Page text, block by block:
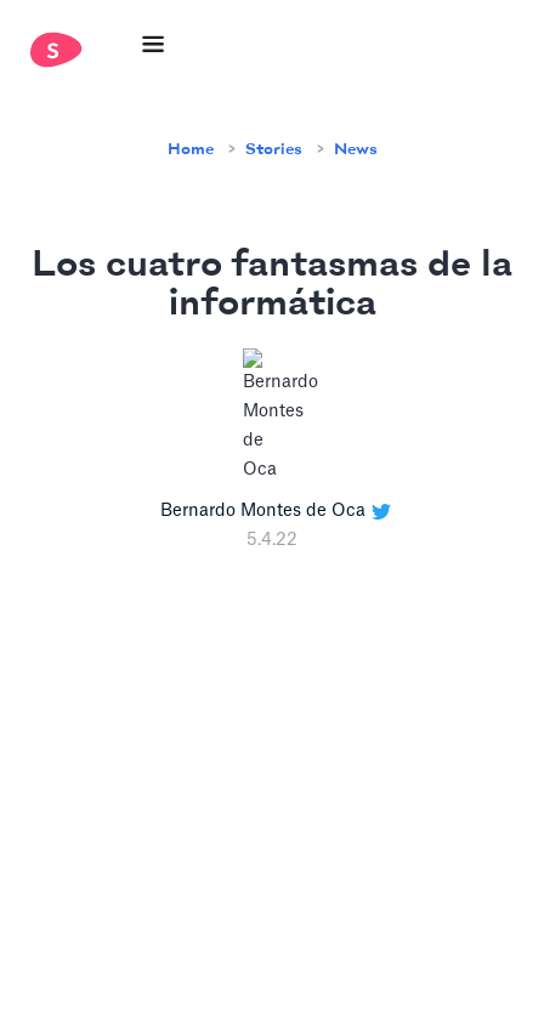
Home Stories News
Los cuatro fantasmas de la
informática
Bernardo Montes de Oca
5.4.22